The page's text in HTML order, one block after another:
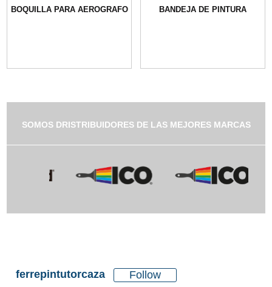
BOQUILLA PARA AEROGRAFO BANDEJA DE PINTURA
SOMOS DRISTRIBUIDORES DE LAS MEJORES MARCAS
ferrepintutorcaza Follow